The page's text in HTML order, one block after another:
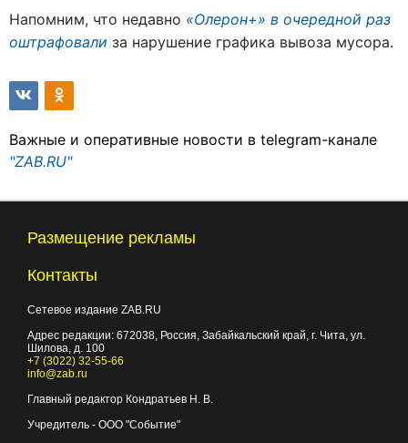
Напомним, что недавно «Олерон+» в очередной раз
оштрафовали за нарушение графика вывоза мусора.
Важные и оперативные новости в telegram-канале
"ZAB.RU"
Размещение рекламы
Контакты
Сетевое издание ZAB.RU
Адрес редакции: 672038 , Россия, Забайкальский край, г. Чита ул.
Шилова, д. 100
+7 (3022) 32-55-66
info@zab.ru
Главный редактор Кондратьев Н. В.
Учредитель - ООО "Событие"